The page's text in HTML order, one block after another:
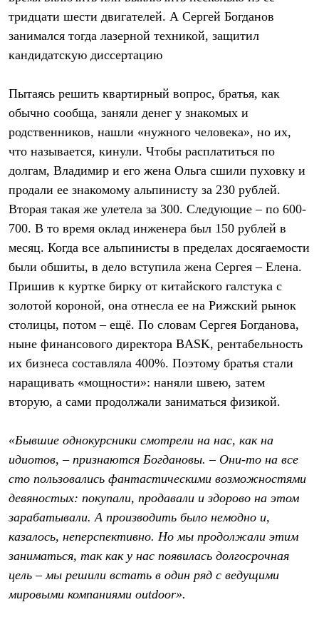
тридцати шести двигателей. А Сергей Богданов
занимался тогда лазерной техникой, защитил
кандидатскую диссертацию
Пытаясь решить квартирный вопрос, братья, как
обычно сообща, заняли денег у знакомых и
родственников, нашли «нужного человека», но их,
что называется, кинули. Чтобы расплатиться по
долгам, Владимир и его жена Ольга сшили пуховку и
продали ее знакомому альпинисту за 230 рублей.
Вторая такая же улетела за 300. Следующие – по 600-
700. В то время оклад инженера был 150 рублей в
месяц. Когда все альпинисты в пределах досягаемости
были обшиты, в дело вступила жена Сергея – Елена.
Пришив к куртке бирку от китайского галстука с
золотой короной, она отнесла ее на Рижский рынок
столицы, потом – ещё. По словам Сергея Богданова,
ныне финансового директора BASK, рентабельность
их бизнеса составляла 400%. Поэтому братья стали
наращивать «мощности»: наняли швею, затем
вторую, а сами продолжали заниматься физикой.
«Бывшие однокурсники смотрели на нас, как на
идиотов, – признаются Богдановы. – Они-то на все
сто пользовались фантастическими возможностями
девяностых: покупали, продавали и здорово на этом
зарабатывали. А производить было немодно и,
казалось, неперспективно. Но мы продолжали этим
заниматься, так как у нас появилась долгосрочная
цель – мы решили встать в один ряд с ведущими
мировыми компаниями outdoor».